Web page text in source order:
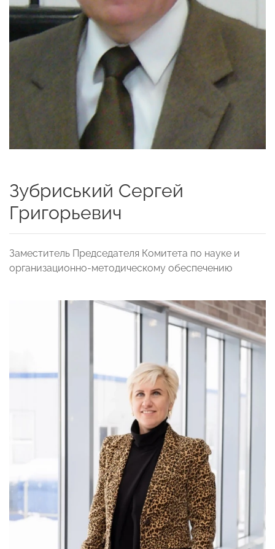
Зубриський Сергей
Григорьевич
Заместитель Председателя Комитета по науке и
организационно-методическому обеспечению